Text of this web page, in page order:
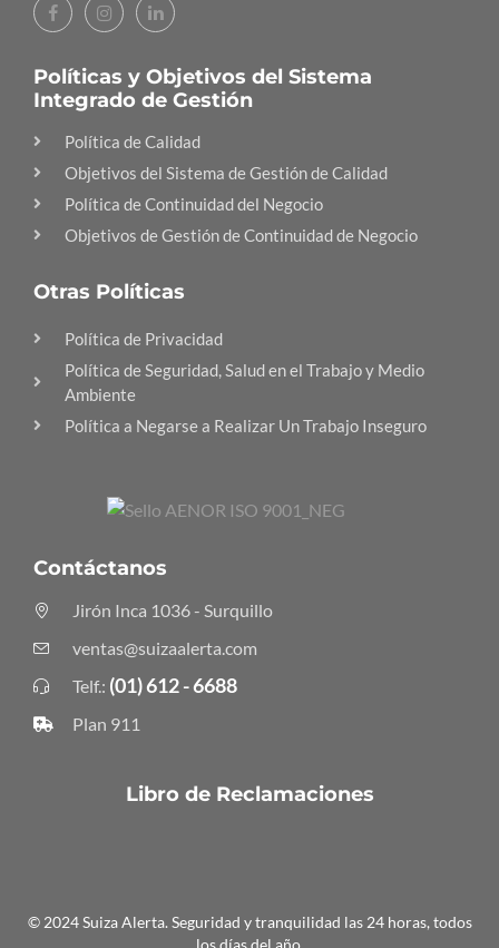
Políticas y Objetivos del Sistema
Integrado de Gestión
Política de Calidad
Objetivos del Sistema de Gestión de Calidad
Política de Continuidad del Negocio
Objetivos de Gestión de Continuidad de Negocio
Otras Políticas
Política de Privacidad
Política de Seguridad, Salud en el Trabajo y Medio
Ambiente
Política a Negarse a Realizar Un Trabajo Inseguro
Contáctanos
Jirón Inca 1036 - Surquillo
ventas@suizaalerta.com
Telf.: (01) 612 - 6688
Plan 911
Libro de Reclamaciones
© 2024 Suiza Alerta. Seguridad y tranquilidad las 24 horas, todos
los días del año.